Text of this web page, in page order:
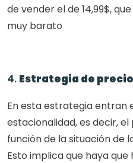
de vender el de 14,99$,
muy barato
4. Estrategia de
En esta estrategia entran
estacionalidad, es decir,
función de la situación de
Esto implica que haya